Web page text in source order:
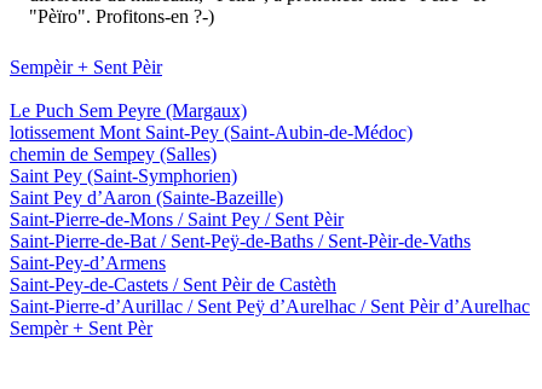
"Pèïro". Profitons-en ?-)
Sempèir + Sent Pèir
Le Puch Sem Peyre (Margaux)
lotissement Mont Saint-Pey (Saint-Aubin-de-Médoc)
chemin de Sempey (Salles)
Saint Pey (Saint-Symphorien)
Saint Pey d’Aaron (Sainte-Bazeille)
Saint-Pierre-de-Mons / Saint Pey / Sent Pèir
Saint-Pierre-de-Bat / Sent-Peÿ-de-Baths / Sent-Pèir-de-Vaths
Saint-Pey-d’Armens
Saint-Pey-de-Castets / Sent Pèir de Castèth
Saint-Pierre-d’Aurillac / Sent Peÿ d’Aurelhac / Sent Pèir d’Aurelhac
Sempèr + Sent Pèr